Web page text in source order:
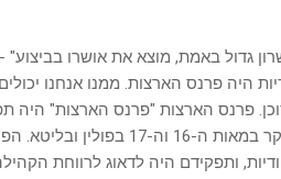
גדול באמת, מוצא את אושרו בביצוע"
היה פרנס הארצות. ממנו אנחנו
פרנס הארצות "פרנס הארצות" היה
בעיקר במאות ה-16 וה-
ותפקידם היה לדאוג לרווחת